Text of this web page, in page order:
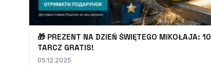
🎁 PREZENT NA DZIEŃ ŚWIĘTEGO MIKOŁAJA: 10
TARCZ GRATIS!
05.12.2025